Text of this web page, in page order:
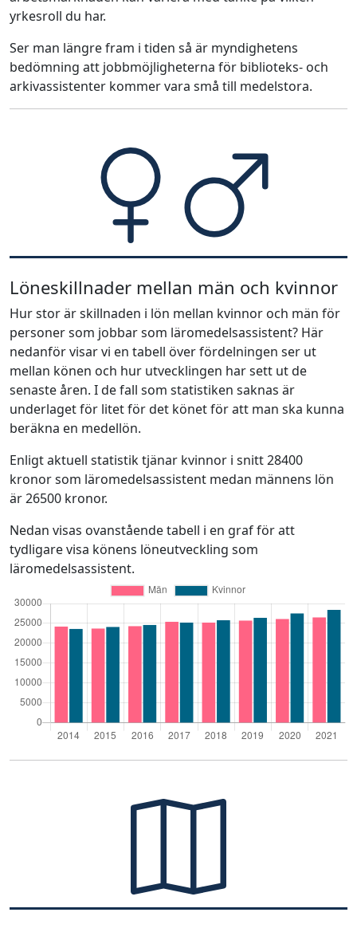
yrkesroll du har.
Ser man längre fram i tiden så är myndighetens
bedömning att jobbmöjligheterna för biblioteks- och
arkivassistenter kommer vara små till medelstora.
Löneskillnader mellan män och kvinnor
Hur stor är skillnaden i lön mellan kvinnor och män för
personer som jobbar som läromedelsassistent? Här
nedanför visar vi en tabell över fördelningen ser ut
mellan könen och hur utvecklingen har sett ut de
senaste åren. I de fall som statistiken saknas är
underlaget för litet för det könet för att man ska kunna
beräkna en medellön.
Enligt aktuell statistik tjänar kvinnor i snitt 28400
kronor som läromedelsassistent medan männens lön
är 26500 kronor.
Nedan visas ovanstående tabell i en graf för att
tydligare visa könens löneutveckling som
läromedelsassistent.